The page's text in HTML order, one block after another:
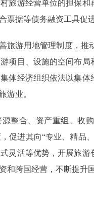
旅游经营单位的担保
票据等债务融资工具促
游用地管理制度，推
项目、设施的空间布
体经济组织依法以集
游业。
合、资产重组、收
促进其向“专业、精品
灵活等优势，开展旅
和跨国经营，不断提升